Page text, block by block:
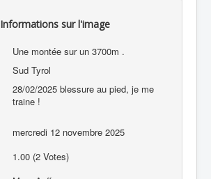
Informations sur l'image
Une montée sur un 3700m .
Sud Tyrol
28/02/2025 blessure au pied, je me
traine !
mercredi 12 novembre 2025
1.00 (2 Votes)